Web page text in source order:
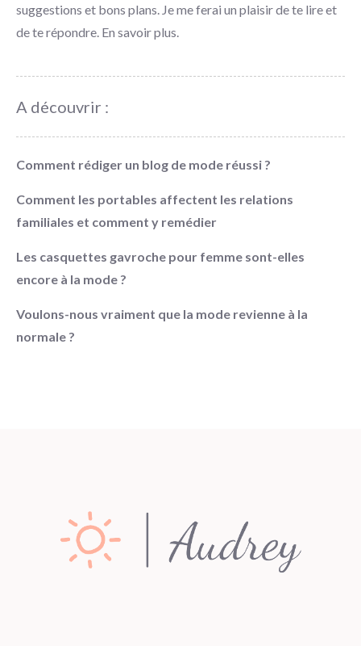
suggestions et bons plans. Je me ferai un plaisir de te lire et
de te répondre. En savoir plus
A découvrir :
Comment rédiger un blog de mode réussi ?
Comment les portables affectent les relations
familiales et comment y remédier
Les casquettes gavroche pour femme sont-elles
encore à la mode ?
Voulons-nous vraiment que la mode revienne à la
normale ?